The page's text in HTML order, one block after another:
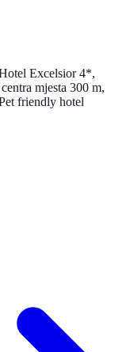
Excelsior 4*,
mjesta 300 m,
friendly hotel